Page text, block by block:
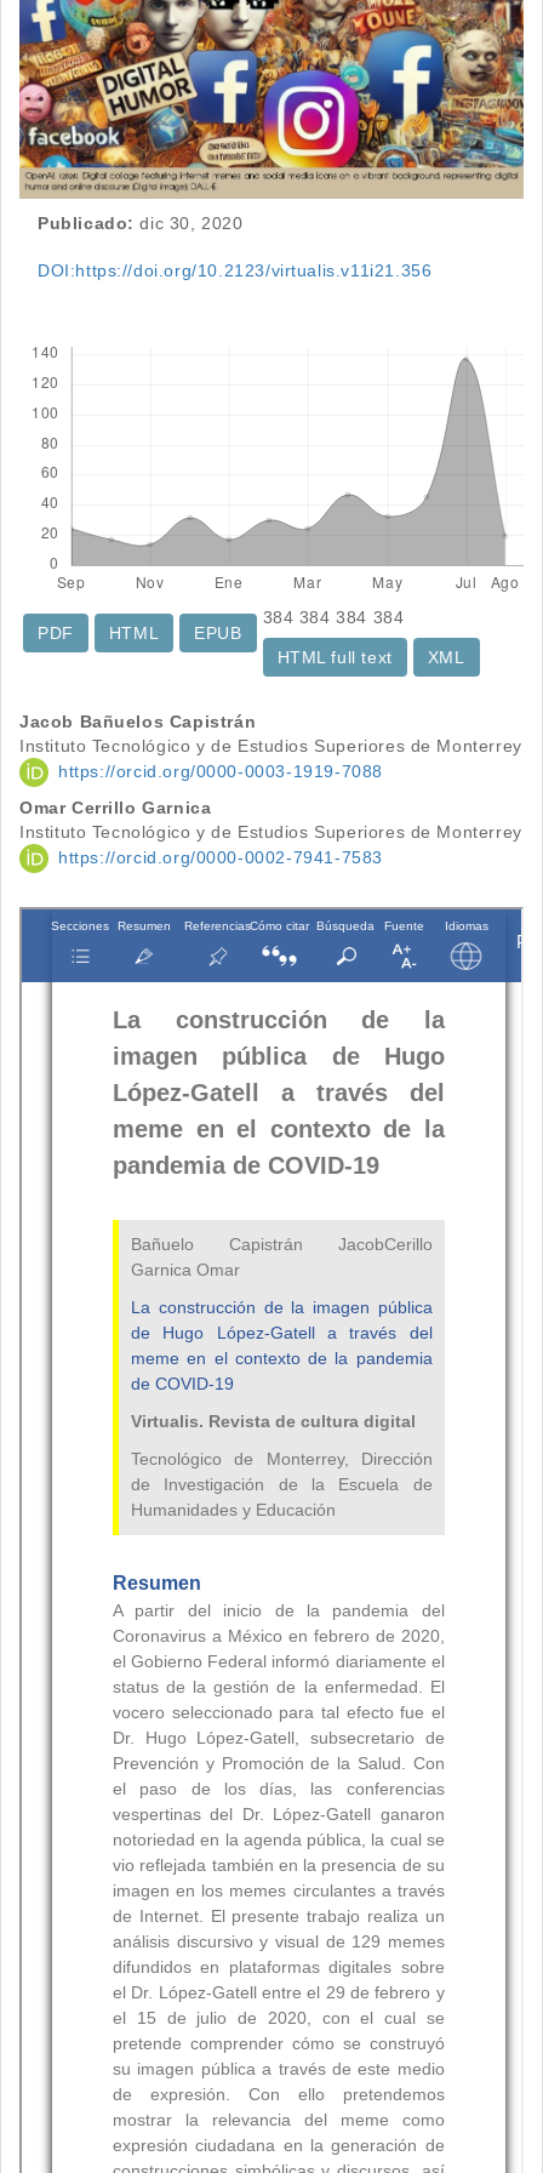
Publicado: dic 30, 2020
DOI:https://doi.org/10.2123/virtualis.v11i21.356
384
PDF
384
HTML
384
EPUB
384
HTML full text XML
Contenido
principal
del
artículo
Jacob Bañuelos Capistrán
Instituto Tecnológico y de Estudios Superiores de Monterrey
https://orcid.org/0000-0003-1919-7088
Omar Cerrillo Garnica
Instituto Tecnológico y de Estudios Superiores de Monterrey
https://orcid.org/0000-0002-7941-7583